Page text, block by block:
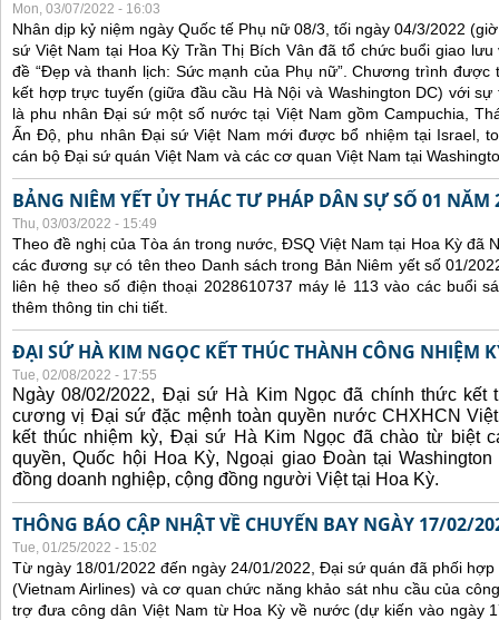
Mon, 03/07/2022 - 16:03
Nhân dịp kỷ niệm ngày Quốc tế Phụ nữ 08/3, tối ngày 04/3/2022
sứ Việt Nam tại Hoa Kỳ Trần Thị Bích Vân đã tổ chức buổi giao
đề “Đẹp và thanh lịch: Sức mạnh của Phụ nữ”. Chương trình
kết hợp trực tuyến (giữa đầu cầu Hà Nội và Washington DC) với
là phu nhân Đại sứ một số nước tại Việt Nam gồm Campuchia,
Ấn Độ, phu nhân Đại sứ Việt Nam mới được bổ nhiệm tại Israel,
cán bộ Đại sứ quán Việt Nam và các cơ quan Việt Nam tại
BẢNG NIÊM YẾT ỦY THÁC TƯ PHÁP DÂN SỰ SỐ 01 NĂM
Thu, 03/03/2022 - 15:49
Theo đề nghị của Tòa án trong nước, ĐSQ Việt Nam tại Hoa Kỳ đã
các đương sự có tên theo Danh sách trong Bản Niêm yết số 01/
liên hệ theo số điện thoại 2028610737 máy lẻ 113 vào các buổi
thêm thông tin chi tiết.
ĐẠI SỨ HÀ KIM NGỌC KẾT THÚC THÀNH CÔNG NHIỆM
Tue, 02/08/2022 - 17:55
Ngày 08/02/2022, Đại sứ Hà Kim Ngọc đã chính thức kết
cương vị Đại sứ đặc mệnh toàn quyền nước CHXHCN
kết thúc nhiệm kỳ, Đại sứ Hà Kim Ngọc đã chào từ biệt
quyền, Quốc hội Hoa Kỳ, Ngoại giao Đoàn tại
đồng doanh nghiệp, cộng đồng người Việt tại Hoa Kỳ.
THÔNG BÁO CẬP NHẬT VỀ CHUYẾN BAY NGÀY 17/02/
Tue, 01/25/2022 - 15:02
Từ ngày 18/01/2022 đến ngày 24/01/2022, Đại sứ quán đã phối
(Vietnam Airlines) và cơ quan chức năng khảo sát nhu cầu của
trợ đưa công dân Việt Nam từ Hoa Kỳ về nước (dự kiến vào ngày